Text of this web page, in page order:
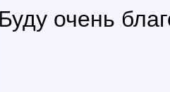
Буду очень